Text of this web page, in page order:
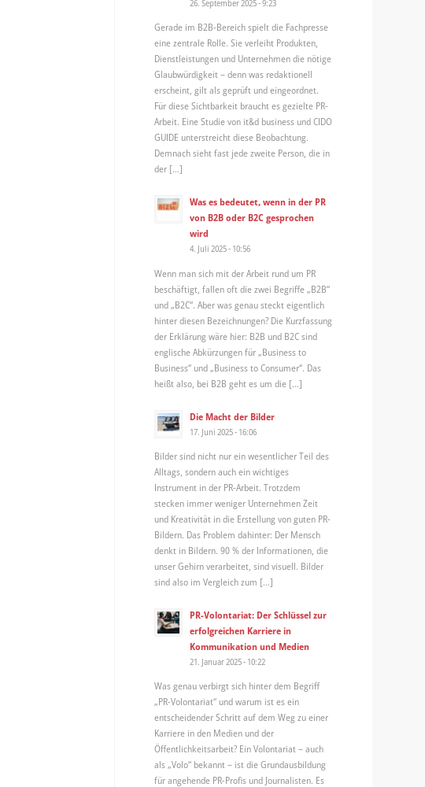
26. September 2025 - 9:23
Gerade im B2B-Bereich spielt die Fachpresse
eine zentrale Rolle. Sie verleiht Produkten,
Dienstleistungen und Unternehmen die nötige
Glaubwürdigkeit – denn was redaktionell
erscheint, gilt als geprüft und eingeordnet.
Für diese Sichtbarkeit braucht es gezielte PR-
Arbeit. Eine Studie von it&d business und CIDO
GUIDE unterstreicht diese Beobachtung.
Demnach sieht fast jede zweite Person, die in
der […]
Was es bedeutet, wenn in der PR
von B2B oder B2C gesprochen
wird
4. Juli 2025 - 10:56
Wenn man sich mit der Arbeit rund um PR
beschäftigt, fallen oft die zwei Begriffe „B2B“
und „B2C“. Aber was genau steckt eigentlich
hinter diesen Bezeichnungen? Die Kurzfassung
der Erklärung wäre hier: B2B und B2C sind
englische Abkürzungen für „Business to
Business“ und „Business to Consumer“. Das
heißt also, bei B2B geht es um die […]
Die Macht der Bilder
17. Juni 2025 - 16:06
Bilder sind nicht nur ein wesentlicher Teil des
Alltags, sondern auch ein wichtiges
Instrument in der PR-Arbeit. Trotzdem
stecken immer weniger Unternehmen Zeit
und Kreativität in die Erstellung von guten PR-
Bildern. Das Problem dahinter: Der Mensch
denkt in Bildern. 90 % der Informationen, die
unser Gehirn verarbeitet, sind visuell. Bilder
sind also im Vergleich zum […]
PR-Volontariat: Der Schlüssel zur
erfolgreichen Karriere in
Kommunikation und Medien
21. Januar 2025 - 10:22
Was genau verbirgt sich hinter dem Begriff
„PR-Volontariat“ und warum ist es ein
entscheidender Schritt auf dem Weg zu einer
Karriere in den Medien und der
Öffentlichkeitsarbeit? Ein Volontariat – auch
als „Volo“ bekannt – ist die Grundausbildung
für angehende PR-Profis und Journalisten. Es